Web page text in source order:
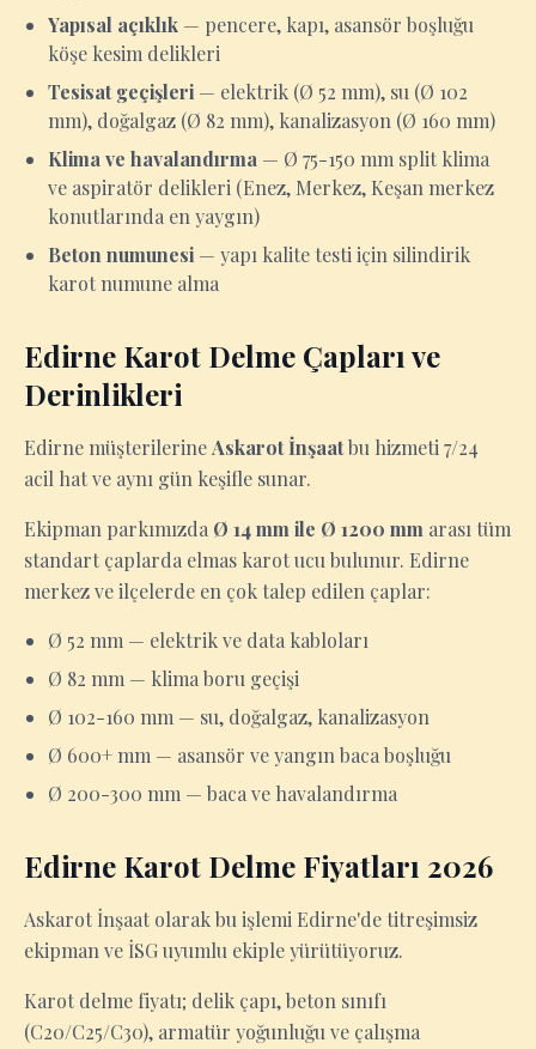
Yapısal açıklık — pencere, kapı, asansör boşluğu
köşe kesim delikleri
Tesisat geçişleri — elektrik (Ø 52 mm), su (Ø 102
mm), doğalgaz (Ø 82 mm), kanalizasyon (Ø 160 mm)
Klima ve havalandırma — Ø 75-150 mm split klima
ve aspiratör delikleri (Enez, Merkez, Keşan merkez
konutlarında en yaygın)
Beton numunesi — yapı kalite testi için silindirik
karot numune alma
Edirne Karot Delme Çapları ve
Derinlikleri
Edirne müşterilerineAskarot İnşaatbu hizmeti 7/24
acil hat ve aynı gün keşifle sunar.
Ekipman parkımızda Ø 14 mm ile Ø 1200 mm arası tüm
standart çaplarda elmas karot ucu bulunur. Edirne
merkez ve ilçelerde en çok talep edilen çaplar:
Ø 52 mm — elektrik ve data kabloları
Ø 82 mm — klima boru geçişi
Ø 102-160 mm — su, doğalgaz, kanalizasyon
Ø 600+ mm — asansör ve yangın baca boşluğu
Ø 200-300 mm — baca ve havalandırma
Edirne Karot Delme Fiyatları 2026
Askarot İnşaat olarak bu işlemi Edirne'de titreşimsiz
ekipman ve İSG uyumlu ekiple yürütüyoruz.
Karot delme fiyatı; delik çapı, beton sınıfı
(C20/C25/C30), armatür yoğunluğu ve çalışma